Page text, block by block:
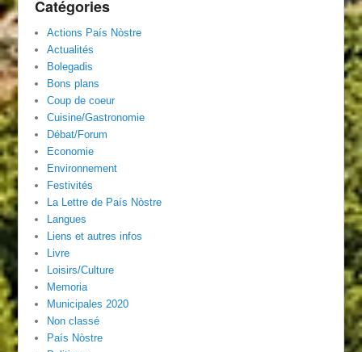
Catégories
Actions País Nòstre
Actualités
Bolegadis
Bons plans
Coup de coeur
Cuisine/Gastronomie
Débat/Forum
Economie
Environnement
Festivités
La Lettre de País Nòstre
Langues
Liens et autres infos
Livre
Loisirs/Culture
Memoria
Municipales 2020
Non classé
País Nòstre